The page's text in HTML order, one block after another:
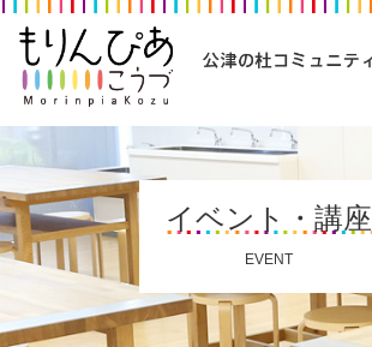
イベント・講座
EVENT